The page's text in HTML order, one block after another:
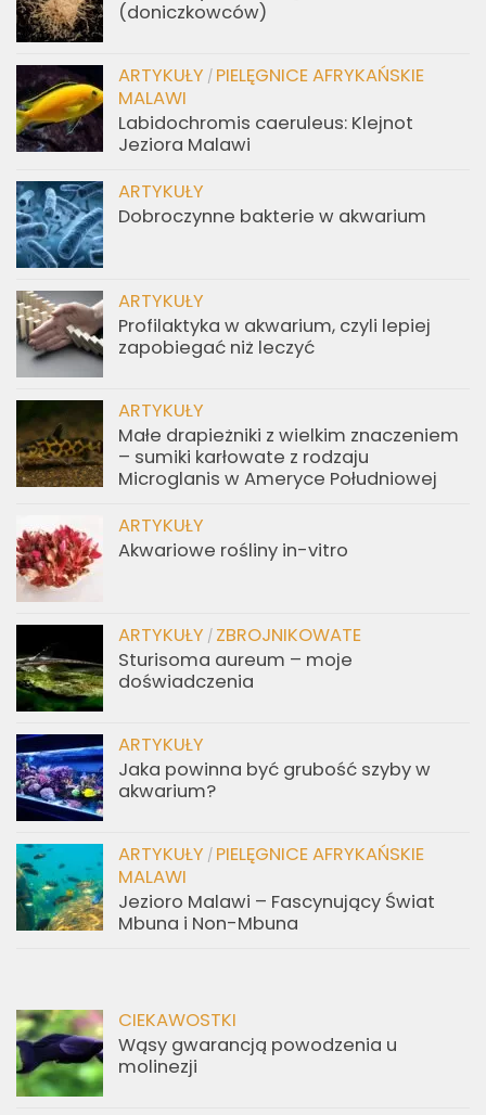
(doniczkowców)
ARTYKUŁY / PIELĘGNICE AFRYKAŃSKIE
MALAWI
Labidochromis caeruleus: Klejnot
Jeziora Malawi
ARTYKUŁY
Dobroczynne bakterie w akwarium
ARTYKUŁY
Profilaktyka w akwarium, czyli lepiej
zapobiegać niż leczyć
ARTYKUŁY
Małe drapieżniki z wielkim znaczeniem
– sumiki karłowate z rodzaju
Microglanis w Ameryce Południowej
ARTYKUŁY
Akwariowe rośliny in-vitro
ARTYKUŁY / ZBROJNIKOWATE
Sturisoma aureum – moje
doświadczenia
ARTYKUŁY
Jaka powinna być grubość szyby w
akwarium?
ARTYKUŁY / PIELĘGNICE AFRYKAŃSKIE
MALAWI
Jezioro Malawi – Fascynujący Świat
Mbuna i Non-Mbuna
CIEKAWOSTKI
Wąsy gwarancją powodzenia u
molinezji